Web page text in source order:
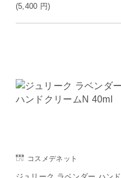
(5,400 円)
コスメデネット